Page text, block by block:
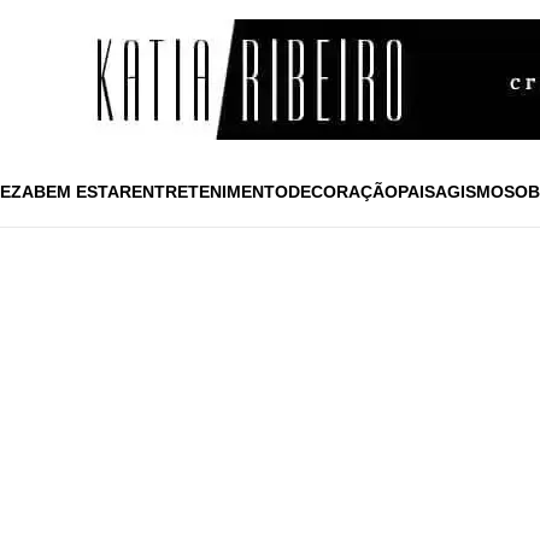
BEM ESTARENTRETENIMENTODECORAÇÃOPAISAGISMO